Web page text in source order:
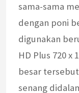
sama-sama
dengan poni
digunakan
HD Plus 720 x
besar
senang